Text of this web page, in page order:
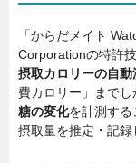
「からだメイト
Corporationの特許
摂取カロリーの自動
費カロリー」まで
糖の変化を計測する
摂取量を推定・記録